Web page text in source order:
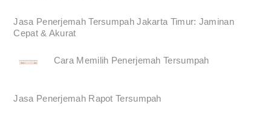
Jasa Penerjemah Tersumpah Jakarta Timur: Jaminan
Cepat & Akurat
Cara Memilih Penerjemah Tersumpah
Jasa Penerjemah Rapot Tersumpah